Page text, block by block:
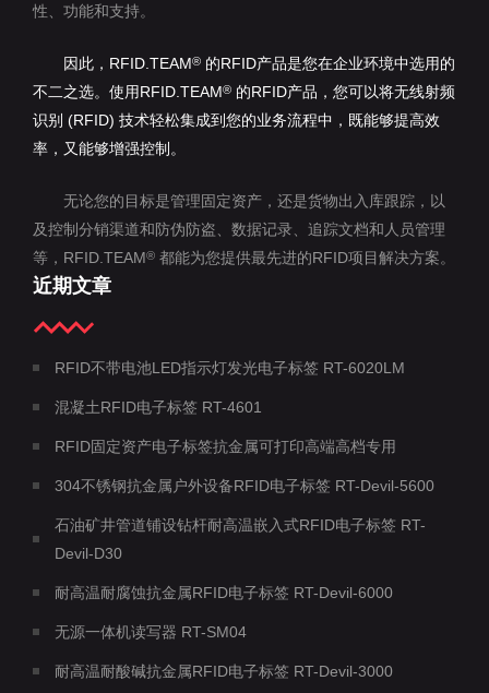
性、功能和支持。
因此，RFID.TEAM® 的RFID产品是您在企业环境中选用的
不二之选。使用RFID.TEAM® 的RFID产品，您可以将无线射频
识别 (RFID) 技术轻松集成到您的业务流程中，既能够提高效
率，又能够增强控制。
无论您的目标是管理固定资产，还是货物出入库跟踪，以
及控制分销渠道和防伪防盗、数据记录、追踪文档和人员管理
等，RFID.TEAM® 都能为您提供最先进的RFID项目解决方案。
近期文章
RFID不带电池LED指示灯发光电子标签 RT-6020LM
混凝土RFID电子标签 RT-4601
RFID固定资产电子标签抗金属可打印高端高档专用
304不锈钢抗金属户外设备RFID电子标签 RT-Devil-5600
石油矿井管道铺设钻杆耐高温嵌入式RFID电子标签 RT-
Devil-D30
耐高温耐腐蚀抗金属RFID电子标签 RT-Devil-6000
无源一体机读写器 RT-SM04
耐高温耐酸碱抗金属RFID电子标签 RT-Devil-3000